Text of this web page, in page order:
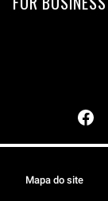
Mapa do site